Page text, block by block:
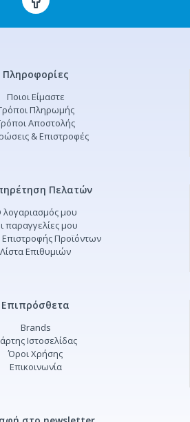
Πληροφορίες
Ποιοι Είμαστε
Πληρωμής
Αποστολής
& Επιστροφές
Πελατών
λογαριασμός μου
παραγγελίες μου
Προϊόντων
Λίστα Επιθυμιών
Επιπρόσθετα
Brands
Ιστοσελίδας
Όροι Χρήσης
Επικοινωνία